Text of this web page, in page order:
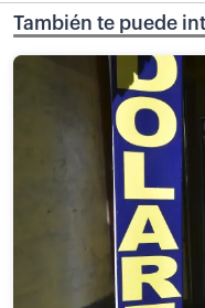
También te puede